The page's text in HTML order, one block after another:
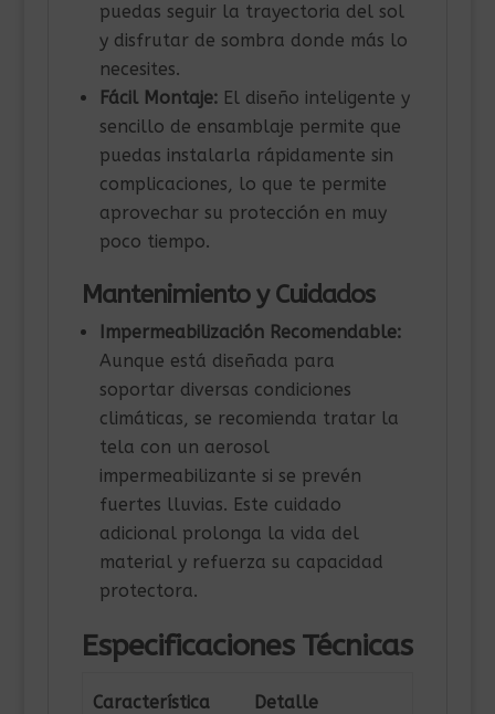
puedas seguir la trayectoria del sol
y disfrutar de sombra donde más lo
necesites.
Fácil Montaje:El diseño inteligente y
sencillo de ensamblaje permite que
puedas instalarla rápidamente sin
complicaciones, lo que te permite
aprovechar su protección en muy
poco tiempo.
Mantenimiento y Cuidados
Impermeabilización Recomendable:
Aunque está diseñada para
soportar diversas condiciones
climáticas, se recomienda tratar la
tela con un aerosol
impermeabilizante si se prevén
fuertes lluvias. Este cuidado
adicional prolonga la vida del
material y refuerza su capacidad
protectora.
Especificaciones Técnicas
Característica Detalle